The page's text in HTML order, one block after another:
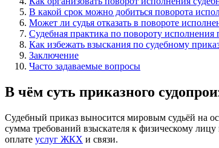
В какой срок можно добиться поворота
Может ли судья отказать в повороте
Судебная практика по повороту исполнения
Как избежать взыскания по судебному
Заключение
Часто задаваемые вопросы
В чём суть приказного
Судебный приказ выносится мировым судьёй на
сумма требований взыскателя к физическому
оплате услуг ЖКХ и связи.